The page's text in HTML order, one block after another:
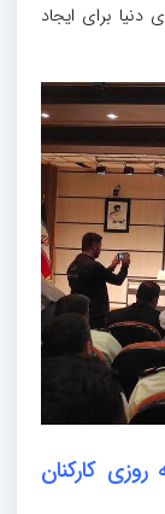
برای ایجاد
کارکنان